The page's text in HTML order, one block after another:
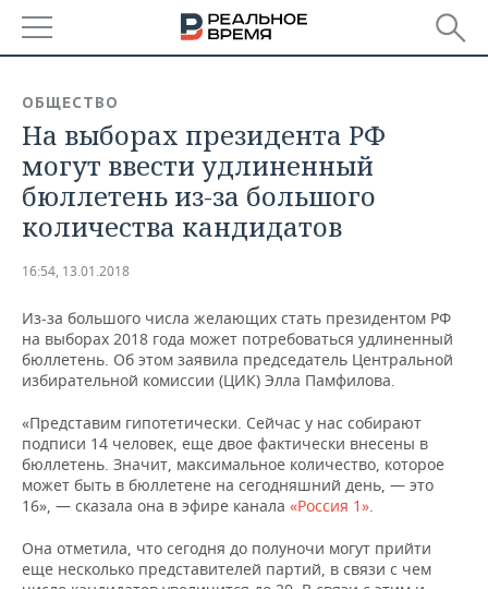
БАШКОРТОСТАН
ТАТАРСТАН
УДМУРТИЯ
НОВОСТИ
АНАЛИТИКА
НОВОСТИ АНАЛИТИКИ
ДЕКЛАРАЦИИ О ДОХОДАХ
КОРОЛИ ГОСЗАКАЗА ПФО
ВУЗЫ ТАТАРСТАНА
КОМУ ПРИНАДЛЕЖАТ
ТОРГОВЫЕ ЦЕНТРЫ
ТАТАРСТАНА
ЭКОНОМИКА
НОВОСТИ ЭКОНОМИКИ
ФИНАНСЫ
БАНКИ
БЮДЖЕТ
ИНВЕСТИЦИИ
ПРОМЫШЛЕННОСТЬ
НОВОСТИ
ПРОМЫШЛЕННОСТИ
АГРОПРОМ
МАШИНОСТРОЕНИЕ
НЕФТЕХИМИЯ
НЕФТЬ
НЕДВИЖИМОСТЬ
НОВОСТИ НЕДВИЖИМОСТИ
АВТО
НОВОСТИ АВТО
БИЗНЕС
НОВОСТИ БИЗНЕСА
ТРАНСПОРТ
ТЕХНОЛОГИИ
IT
НОВОСТИ МЕРОПРИЯТИЙ
СПОРТ
ОБЩЕСТВО
На выборах президента РФ
могут ввести удлиненный
бюллетень из-за большого
количества кандидатов
16:54, 13.01.2018
Из-за большого числа желающих стать президентом РФ
на выборах 2018 года может потребоваться удлиненный
бюллетень. Об этом заявила председатель Центральной
избирательной комиссии (ЦИК) Элла Памфилова.
«Представим гипотетически. Сейчас у нас собирают
подписи 14 человек, еще двое фактически внесены в
бюллетень. Значит, максимальное количество, которое
может быть в бюллетене на сегодняшний день, — это
16», — сказала она в эфире канала «Россия 1».
Она отметила, что сегодня до полуночи могут прийти
еще несколько представителей партий, в связи с чем